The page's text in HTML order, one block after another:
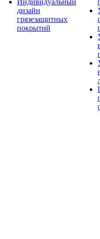
Индивидуальный
дизайн
грязезащитных
покрытий